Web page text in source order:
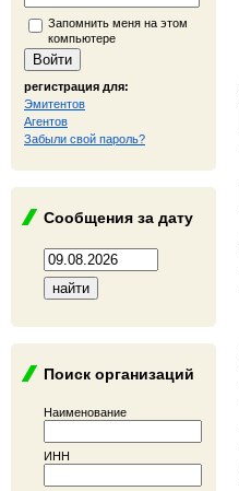
Запомнить меня на этом
компьютере
регистрация для:
Эмитентов
Агентов
Забыли свой пароль?
Сообщения за дату
Поиск организаций
Наименование
ИНН